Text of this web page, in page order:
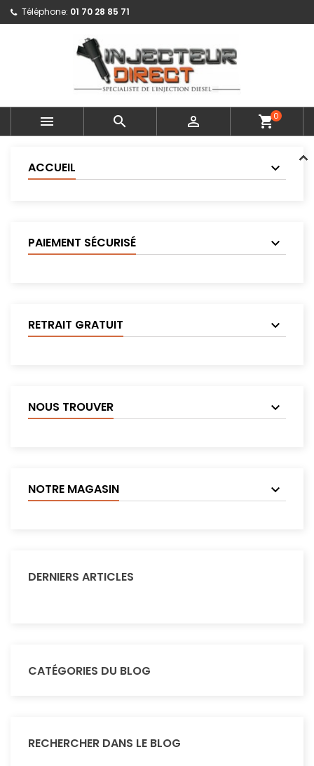
Téléphone: 01 70 28 85 71
   shopping_cart0
ACCUEIL
PAIEMENT SÉCURISÉ
RETRAIT GRATUIT
NOUS TROUVER
NOTRE MAGASIN
DERNIERS ARTICLES
CATÉGORIES DU BLOG
RECHERCHER DANS LE BLOG